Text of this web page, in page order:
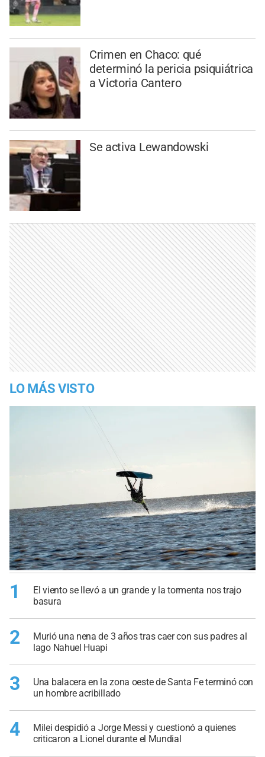
Crimen en Chaco: qué
determinó la pericia psiquiátrica
a Victoria Cantero
Se activa Lewandowski
LO MÁS VISTO
1
El viento se llevó a un grande y la tormenta nos trajo
basura
2
Murió una nena de 3 años tras caer con sus padres al
lago Nahuel Huapi
3
Una balacera en la zona oeste de Santa Fe terminó con
un hombre acribillado
4
Milei despidió a Jorge Messi y cuestionó a quienes
criticaron a Lionel durante el Mundial